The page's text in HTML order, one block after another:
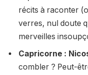
récits à raconter
verres, nul doute
merveilles
Capricorne :
combler ? Peut-